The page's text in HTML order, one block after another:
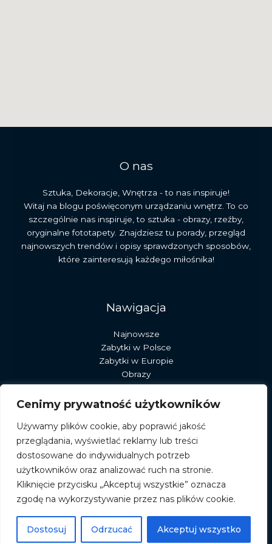
Cenimy prywatność użytkowników
Używamy plików cookie, aby poprawić jakość
przeglądania, wyświetlać reklamy lub treści
dostosowane do indywidualnych potrzeb
użytkowników oraz analizować ruch na stronie.
Kliknięcie przycisku „Akceptuj wszystkie” oznacza
zgodę na wykorzystywanie przez nas plików cookie.
Dostosuj Odrzucać Akceptuj wszystko
O nas
Sztuka, Dekoracje, Wnętrza - to nas inspiruje!
Witaj na blogu poświęconym urządzaniu wnętrz. To co
szczególnie nas inspiruje, to sztuka - obrazy, rzeźby,
oryginalne fototapety. Znajdziesz tu porady, przegląd
najnowszych trendów i opisy sprawdzonych sposobów,
które zainteresują każdego miłośnika!
Nawigacja
Najnowsze
Zabytki w Polsce
Zabytki w Europie
Obrazy
Rzeźby
Dekoracje
Pracownia stary młyn
© 2026 albumromanski.pl
Powered by albumromanski.pl